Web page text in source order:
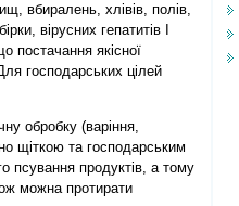
вбиралень, хлівів, полів,
вірусних гепатитів І
постачання якісної
господарських цілей
обробку (варіння,
щіткою та господарським
псування продуктів, а тому
можна протирати